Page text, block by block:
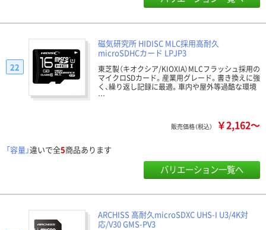
磁気研究所 HIDISC MLC採用高耐久
microSDHCカード LPJP3
東芝製（キオクシア/KIOXIA）MLCフラッシュ採用の
マイクロSDカード。産業用グレード。書き換えに強
く、繰り返し記録に最適。車内や屋外等過酷な環境
…
22
販売価格（税込） ￥2,162～
「容量」違いで全5商品あります
バリエーション一覧へ
ARCHISS 高耐久microSDXC UHS-I U3/4K対
応/V30 GMS-PV3